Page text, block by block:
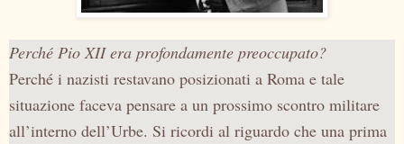
Perché Pio XII era profondamente preoccupato?
Perché i nazisti restavano posizionati a Roma e tale
situazione faceva pensare a un prossimo scontro militare
all’interno dell’Urbe. Si ricordi al riguardo che una prima